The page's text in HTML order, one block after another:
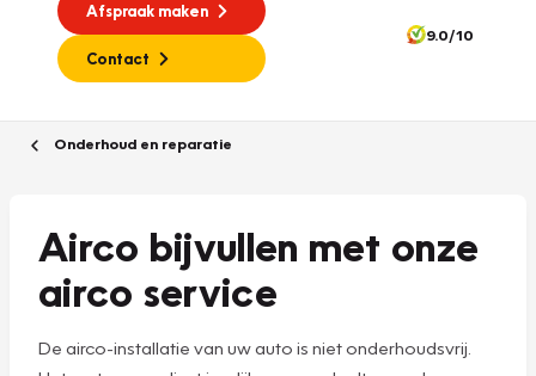
Afspraak maken
Contact
9.0/10
Onderhoud en reparatie
Airco bijvullen met onze
airco service
De airco-installatie van uw auto is niet onderhoudsvrij.